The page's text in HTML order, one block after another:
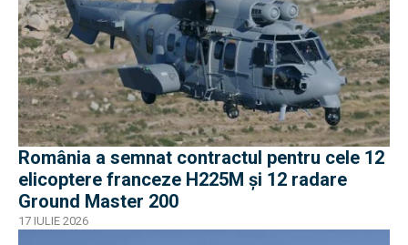
România a semnat contractul pentru cele 12
elicoptere franceze H225M și 12 radare
Ground Master 200
17 IULIE 2026